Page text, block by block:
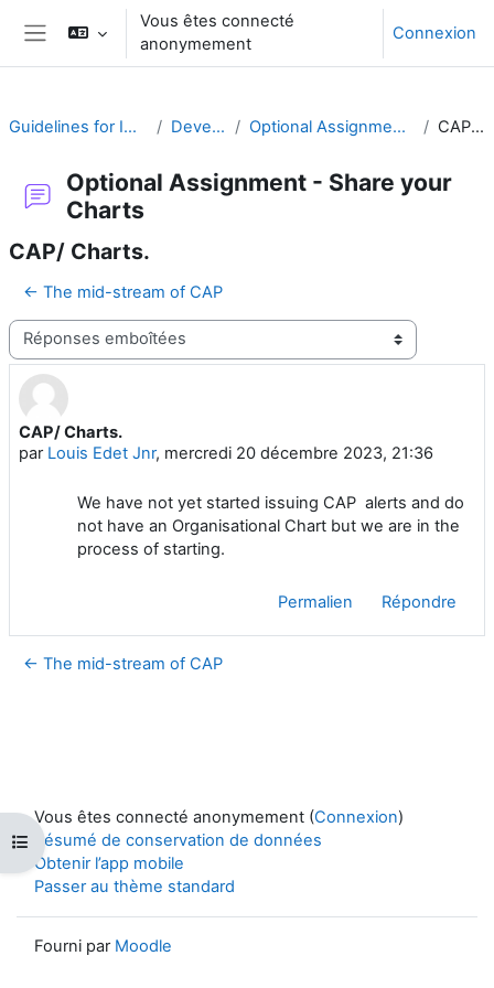
Passer au contenu principal
Panneau latéral
Vous êtes connecté
anonymement
Connexion
Ouvrir l’index du cours
Guidelines for Implementing CAP Develop a Plan Optional Assignment - Share your Charts CAP/ Charts.
Optional Assignment - Share your
Charts
CAP/ Charts.
← The mid-stream of CAP
Type d’affichage
CAP/ Charts.
par Louis Edet Jnr, mercredi 20 décembre 2023, 21:36
Nombre de réponses : 0
We have not yet started issuing CAP alerts and do
not have an Organisational Chart but we are in the
process of starting.
Permalien Répondre
← The mid-stream of CAP
Vous êtes connecté anonymement (Connexion)
Résumé de conservation de données
Obtenir l’app mobile
Passer au thème standard
Fourni par Moodle